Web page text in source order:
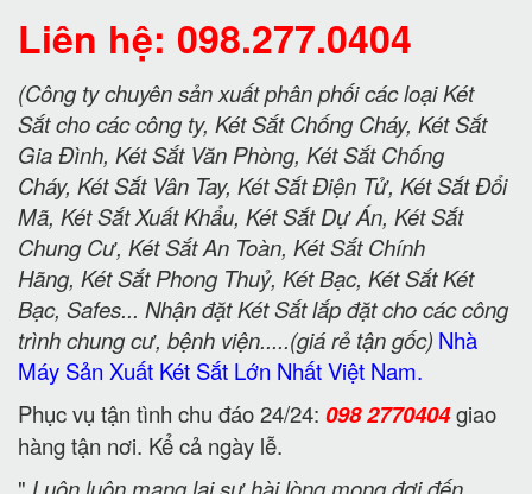
Liên hệ: 098.277.0404
(Công ty chuyên sản xuất phân phối các loại Két
Sắt cho các công ty, Két Sắt Chống Cháy, Két Sắt
Gia Đình, Két Sắt Văn Phòng, Két Sắt Chống
Cháy, Két Sắt Vân Tay, Két Sắt Điện Tử, Két Sắt Đổi
Mã, Két Sắt Xuất Khẩu, Két Sắt Dự Án, Két Sắt
Chung Cư, Két Sắt An Toàn, Két Sắt Chính
Hãng, Két Sắt Phong Thuỷ, Két Bạc, Két Sắt Két
Bạc, Safes... Nhận đặt Két Sắt lắp đặt cho các công
trình chung cư, bệnh viện.....(giá rẻ tận gốc) Nhà
Máy Sản Xuất Két Sắt Lớn Nhất Việt Nam.
Phục vụ tận tình chu đáo 24/24: 098 2770404giao
hàng tận nơi. Kể cả ngày lễ.
" Luôn luôn mang lại sự hài lòng mong đợi đến